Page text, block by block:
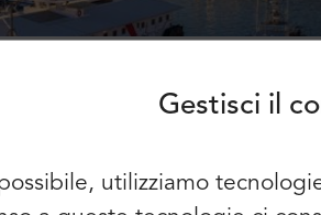
Gestisci il
utilizziamo
Continuare a